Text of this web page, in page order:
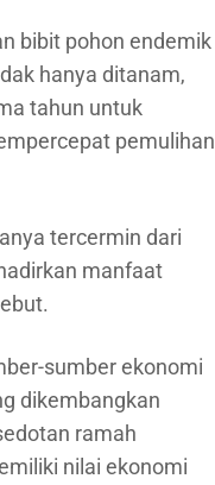
bibit pohon endemik
hanya ditanam,
tahun untuk
pemulihan
tercermin dari
manfaat
sumber ekonomi
dikembangkan
ramah
nilai ekonomi